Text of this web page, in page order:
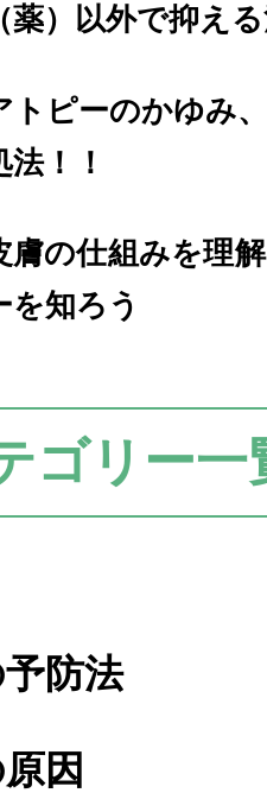
（薬）以外で抑え
トピーのかゆみ
法！！
膚の仕組みを理
を知ろう
ゴリー一
防法
因